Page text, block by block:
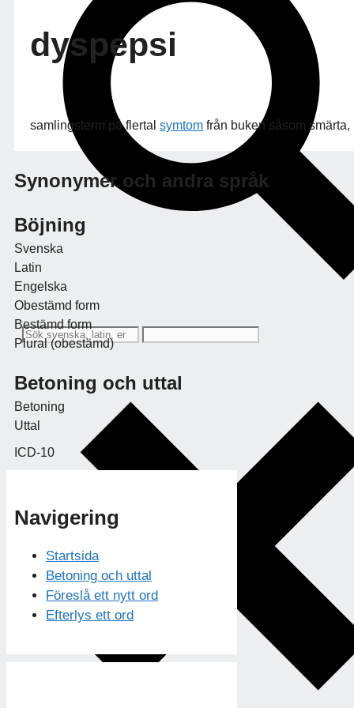
dyspepsi
samlingsterm på flertal symtom från buken såsom
Synonymer och andra språk
Böjning
Svenska
Latin
Engelska
Obestämd form
Bestämd form
Plural (obestämd)
Betoning och uttal
Betoning
Uttal
ICD-10
Navigering
Startsida
Betoning och uttal
Föreslå ett nytt ord
Efterlys ett ord